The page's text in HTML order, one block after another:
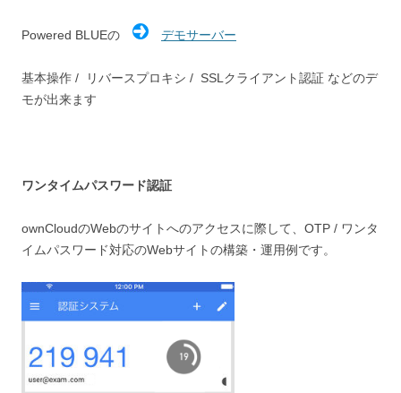
Powered BLUEの デモサーバー
基本操作 / リバースプロキシ / SSLクライアント認証 などのデ
モが出来ます
ワンタイムパスワード認証
ownCloudのWebのサイトへのアクセスに際して、OTP / ワンタ
イムパスワード対応のWebサイトの構築・運用例です。